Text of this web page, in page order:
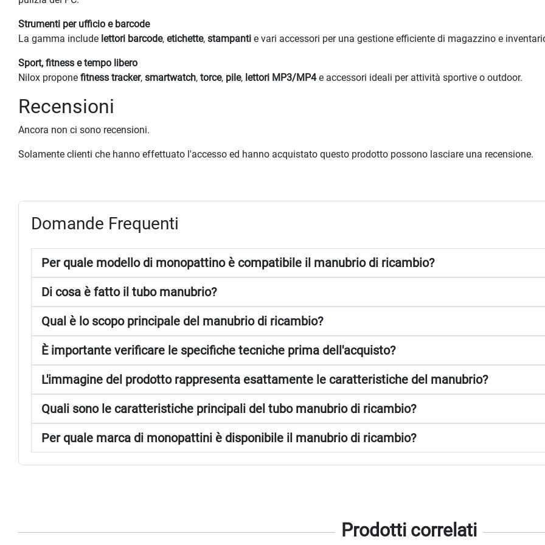
Strumenti per ufficio e barcode
La gamma include lettori barcode, etichette, stampanti e vari accessori per una gestione efficiente di magazzino e
Sport, fitness e tempo libero
Nilox propone fitness tracker, smartwatch, torce, pile, lettori MP3/MP4e accessori ideali per attività sportive o outdoor.
Recensioni
Ancora non ci sono recensioni.
Solamente clienti che hanno effettuato l'accesso ed hanno acquistato questo prodotto possono lasciare una recensione.
Domande Frequenti
Per quale modello di monopattino è compatibile il manubrio di ricambio?
Di cosa è fatto il tubo manubrio?
Qual è lo scopo principale del manubrio di ricambio?
È importante verificare le specifiche tecniche prima dell'acquisto?
L'immagine del prodotto rappresenta esattamente le caratteristiche del manubrio?
Quali sono le caratteristiche principali del tubo manubrio di ricambio?
Per quale marca di monopattini è disponibile il manubrio di ricambio?
Prodotti correlati